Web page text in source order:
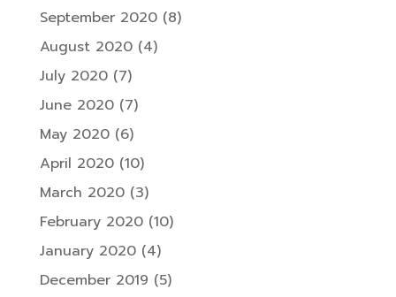
September 2020(8)
August 2020(4)
July 2020(7)
June 2020(7)
May 2020(6)
April 2020(10)
March 2020(3)
February 2020(10)
January 2020(4)
December 2019 (5)